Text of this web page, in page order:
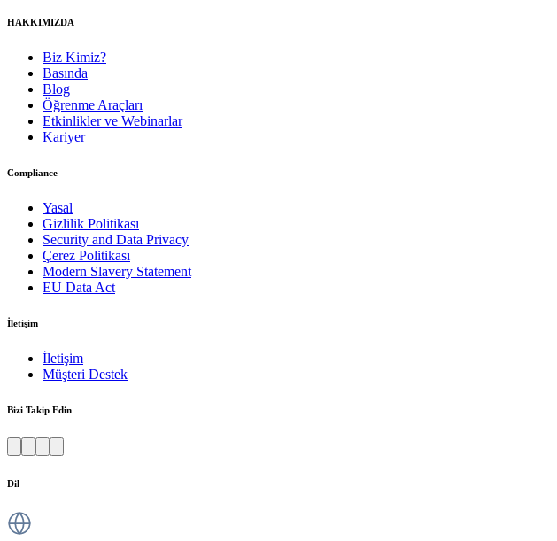
HAKKIMIZDA
Biz Kimiz?
Basında
Blog
Öğrenme Araçları
Etkinlikler ve Webinarlar
Kariyer
Compliance
Yasal
Gizlilik Politikası
Security and Data Privacy
Çerez Politikası
Modern Slavery Statement
EU Data Act
İletişim
İletişim
Müşteri Destek
Bizi Takip Edin
Dil